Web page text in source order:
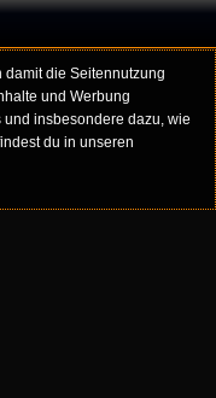
damit die Seitennutzung
und Werbung
insbesondere dazu, wie
du in unseren